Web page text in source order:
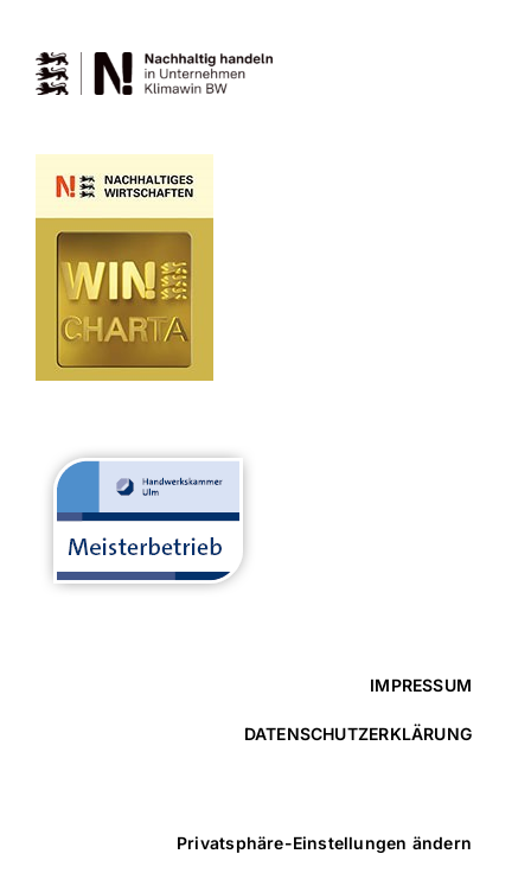
IMPRESSUM
DATENSCHUTZERKLÄRUNG
Privatsphäre-Einstellungen ändern